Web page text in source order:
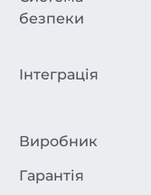
безпеки
Інтеграція
Виробник
Гарантія